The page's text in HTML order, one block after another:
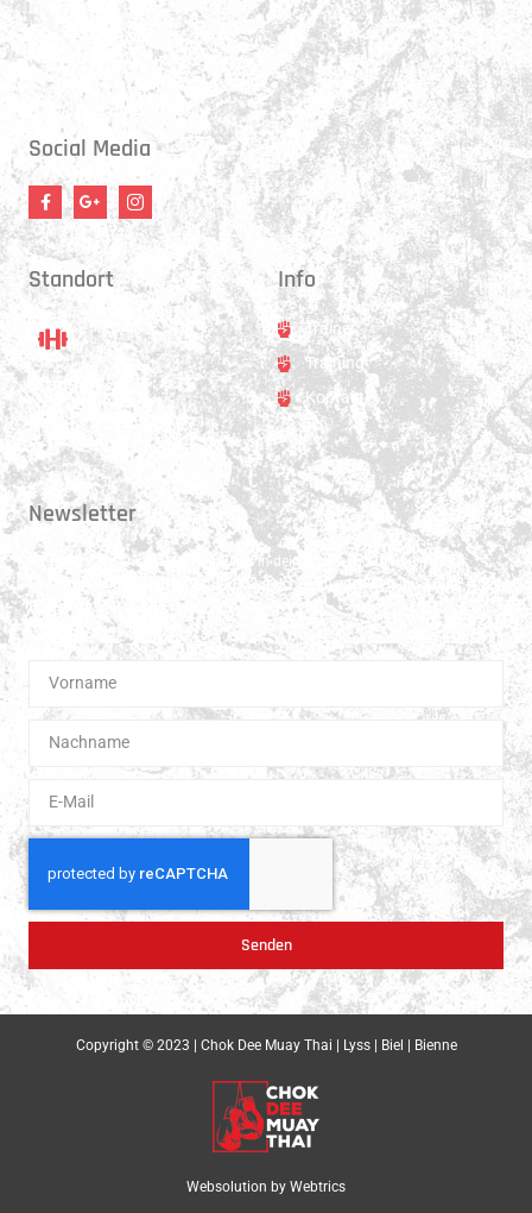
Donnerstag:
17:15 - 18:45 Uhr
17:30 - 21:00 Uhr
Social Media
Standort
Standort
Hauptstrasse 31
3250 Lyss
Info
Trainer
Training
Kontakt
Newsletter
Erhalte 1x pro Quartal unsere News in dein Postfach. Darüber hinaus
teilen wir gerne Spannendes und Lehrreiches aus der Welt des Muay Thai
Boxen.
Senden
Copyright © 2023 | Chok Dee Muay Thai | Lyss | Biel | Bienne
Websolution by Webtrics